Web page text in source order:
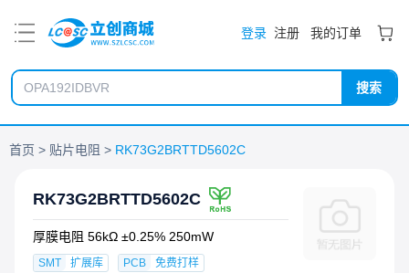
登录 注册 我的订单
搜索
首页 贴片电阻 RK73G2BRTTD5602C
RK73G2BRTTD5602C
厚膜电阻 56kΩ ±0.25% 250mW
SMT 扩展库 PCB
免费打样